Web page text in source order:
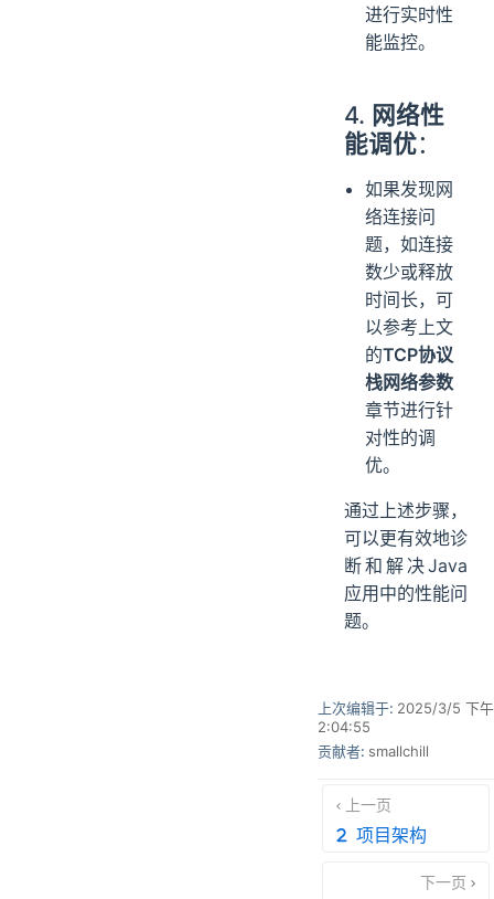
进行实时性
能监控。
4. 网络性
能调优：
如果发现网
络连接问
题，如连接
数少或释放
时间长，可
以参考上文
的TCP协议
栈网络参数
章节进行针
对性的调
优。
通过上述步骤，
可以更有效地诊
断和解决Java
应用中的性能问
题。
上次编辑于: 2025/3/5 下午
2:04:55
贡献者: smallchill
上一页
项目架构
下一页